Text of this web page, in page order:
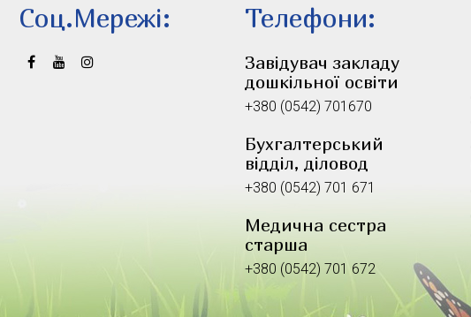
Соц.Мережi: Телефони:
Завідувач закладу
дошкільної освіти
+380 (0542) 701670
Бухгалтерський
відділ, діловод
+380 (0542) 701 671
Медична сестра
старша
+380 (0542) 701 672